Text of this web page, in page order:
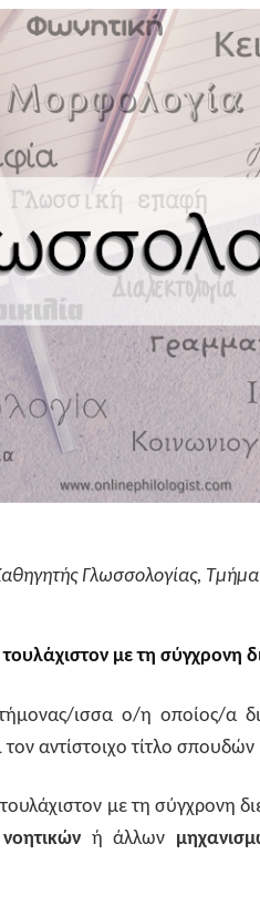
Γλωσσολογίας,
με τη σύγχρονη
ισσα ο/η οποίος/α
αντίστοιχο τίτλο
τουλάχιστον με τη σύγχρονη
νοητικών ή άλλων